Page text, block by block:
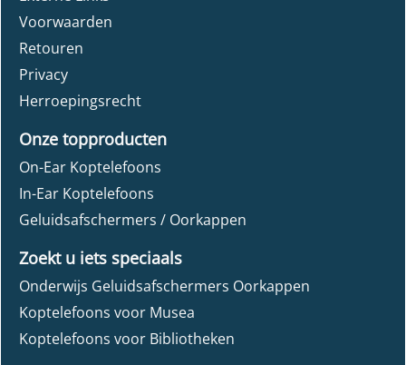
Voorwaarden
Retouren
Privacy
Herroepingsrecht
Onze topproducten
On-Ear Koptelefoons
In-Ear Koptelefoons
Geluidsafschermers / Oorkappen
Zoekt u iets speciaals
Onderwijs Geluidsafschermers Oorkappen
Koptelefoons voor Musea
Koptelefoons voor Bibliotheken